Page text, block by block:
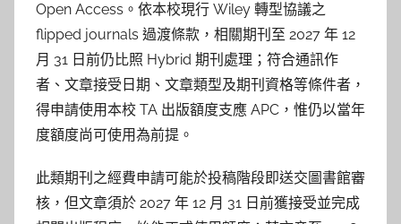
Open Access。依本校現行 Wiley 轉型協議之
flipped journals 過渡條款，相關期刊至 2027 年 12
月 31 日前仍比照 Hybrid 期刊處理；符合通訊作
者、文章接受日期、 文章類型及期刊資格等條件者，
得申請使用本校 TA 出版額度支應 APC，惟仍以當年
度額度尚可使用為前提。
此類期刊之經費申請可能於投稿階段即送交圖書館審
核，但文章須於 2027 年 12 月 31 日前獲接受並完成